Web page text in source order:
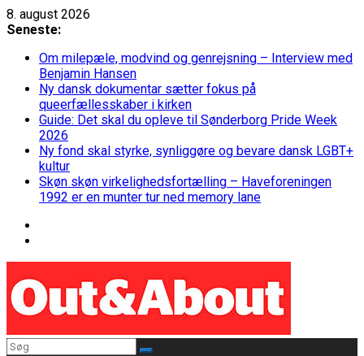
Skip
to
8. august 2026
Seneste:
Om milepæle, modvind og genrejsning – Interview med
Benjamin Hansen
Ny dansk dokumentar sætter fokus på
queerfællesskaber i kirken
Guide: Det skal du opleve til Sønderborg Pride Week
2026
Ny fond skal styrke, synliggøre og bevare dansk LGBT+
kultur
Skøn skøn virkelighedsfortælling – Haveforeningen
1992 er en munter tur ned memory lane